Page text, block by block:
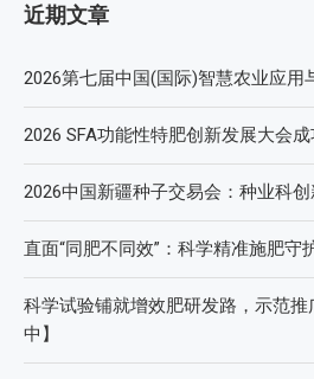
近期文章
2026第七届中国(国际)智慧农业应用
2026 SFA功能性特肥创新发展大会
2026中国新疆种子交易会：种业科
直面“同肥不同效”：科学精准施肥守
科学试验铺就增效肥研发路，示范
中】